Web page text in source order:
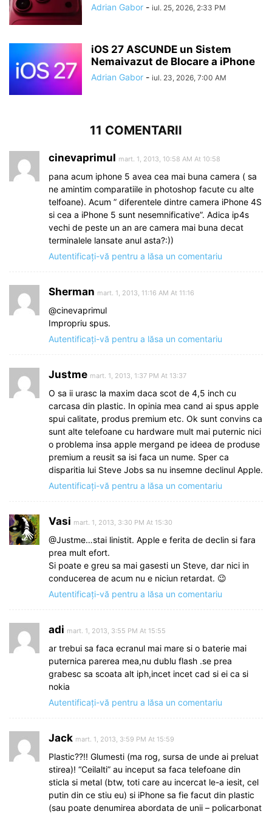
Adrian Gabor - iul. 25, 2026, 2:33 PM
iOS 27 ASCUNDE un Sistem
Nemaivazut de Blocare a iPhone
Adrian Gabor - iul. 23, 2026, 7:00 AM
11 COMENTARII
cinevaprimul mart. 1, 2013, 10:58 AM At 10:58
pana acum iphone 5 avea cea mai buna camera ( sa
ne amintim comparatiile in photoshop facute cu alte
telfoane). Acum ” diferentele dintre camera iPhone 4S
si cea a iPhone 5 sunt nesemnificative”. Adica ip4s
vechi de peste un an are camera mai buna decat
terminalele lansate anul asta?:))
Autentificați-vă pentru a lăsa un comentariu
Sherman mart. 1, 2013, 11:16 AM At 11:16
@cinevaprimul
Impropriu spus.
Autentificați-vă pentru a lăsa un comentariu
Justme mart. 1, 2013, 1:37 PM At 13:37
O sa ii urasc la maxim daca scot de 4,5 inch cu
carcasa din plastic. In opinia mea cand ai spus apple
spui calitate, produs premium etc. Ok sunt convins ca
sunt alte telefoane cu hardware mult mai puternic nici
o problema insa apple mergand pe ideea de produse
premium a reusit sa isi faca un nume. Sper ca
disparitia lui Steve Jobs sa nu insemne declinul Apple.
Autentificați-vă pentru a lăsa un comentariu
Vasi mart. 1, 2013, 3:30 PM At 15:30
@Justme…stai linistit. Apple e ferita de declin si fara
prea mult efort.
Si poate e greu sa mai gasesti un Steve, dar nici in
conducerea de acum nu e niciun retardat. 😉
Autentificați-vă pentru a lăsa un comentariu
adi mart. 1, 2013, 3:55 PM At 15:55
ar trebui sa faca ecranul mai mare si o baterie mai
puternica parerea mea,nu dublu flash .se prea
grabesc sa scoata alt iph,incet incet cad si ei ca si
nokia
Autentificați-vă pentru a lăsa un comentariu
Jack mart. 1, 2013, 3:59 PM At 15:59
Plastic??!! Glumesti (ma rog, sursa de unde ai preluat
stirea)! “Ceilalti” au inceput sa faca telefoane din
sticla si metal (btw, toti care au incercat le-a iesit, cel
putin din ce stiu eu) si iPhone sa fie facut din plastic
(sau poate denumirea abordata de unii – policarbonat